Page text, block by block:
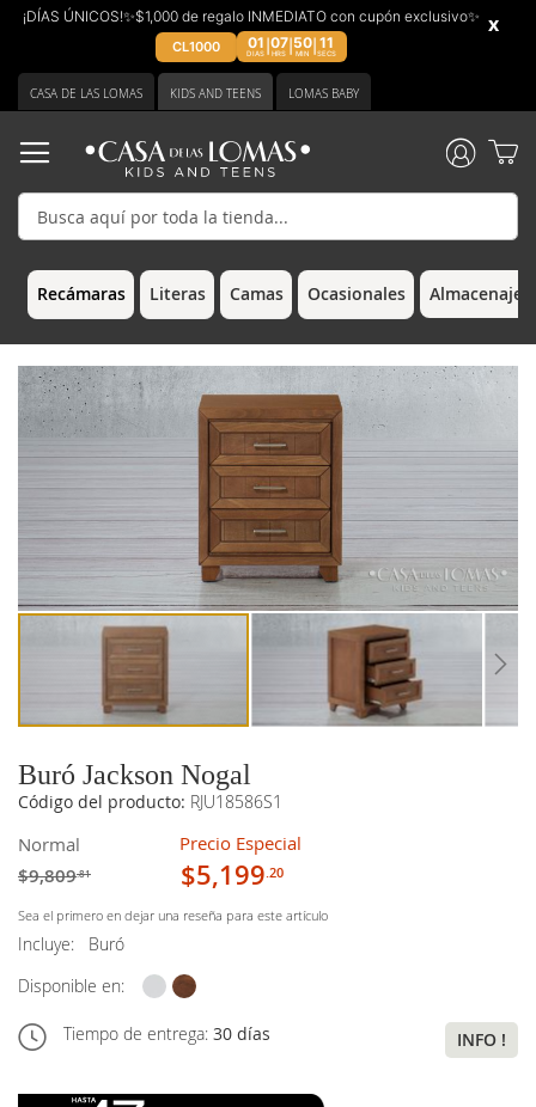
¡DÍAS ÚNICOS!✨$1,000 de regalo INMEDIATO con cupón exclusivo✨
CL1000 01
DIAS
07
HRS | 50
MIN | 11
SECS
x
Ir
CASA DE LAS LOMAS KIDS AND TEENS LOMAS BABY
Recámaras Literas Camas Ocasionales Almacenaje
Buró Jackson Nogal
Código del producto: RJU18586S1
Normal
$9,809.81
Precio Especial
$5,199.20
Sea el primero en dejar una reseña para este artículo
Incluye:
Buró
Disponible en:
Tiempo de entrega: 30 días INFO !
Saltar
final
galería
de
imágenes
Saltar
comienzo
galería
de
imágenes